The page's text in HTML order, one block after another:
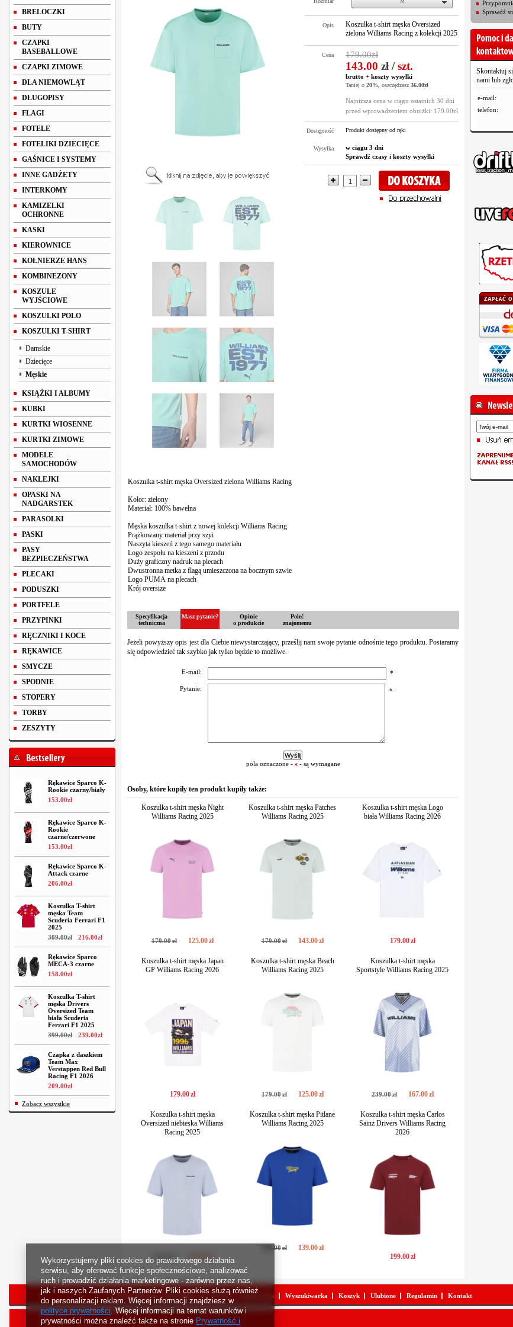
BRELOCZKI
BUTY
CZAPKI
BASEBALLOWE
CZAPKI ZIMOWE
DLA NIEMOWLĄT
DŁUGOPISY
FLAGI
FOTELE
FOTELIKI DZIECIĘCE
GAŚNICE I SYSTEMY
INNE GADŻETY
INTERKOMY
KAMIZELKI
OCHRONNE
KASKI
KIEROWNICE
KOŁNIERZE HANS
KOMBINEZONY
KOSZULE
WYJŚCIOWE
KOSZULKI POLO
KOSZULKI T-SHIRT
Damskie
Dziecięce
Męskie
KSIĄŻKI I ALBUMY
KUBKI
KURTKI WIOSENNE
KURTKI ZIMOWE
MODELE
SAMOCHODÓW
NAKLEJKI
OPASKI NA
NADGARSTEK
PARASOLKI
PASKI
PASY
BEZPIECZEŃSTWA
PLECAKI
PODUSZKI
PORTFELE
PRZYPINKI
RĘCZNIKI I KOCE
RĘKAWICE
SMYCZE
SPODNIE
STOPERY
TORBY
ZESZYTY
Rękawice Sparco K-
Rookie czarny/biały
153.00zł
Rękawice Sparco K-
Rookie
czarne/czerwone
153.00zł
Rękawice Sparco K-
Attack czarne
206.00zł
Koszulka T-shirt
męska Team
Scuderia Ferrari F1
2025
309.00zł 216.00zł
Rękawice Sparco
MECA-3 czarne
158.00zł
Koszulka T-shirt
męska Drivers
Oversized Team
biała Scuderia
Ferrari F1 2025
399.00zł 239.00zł
Czapka z daszkiem
Team Max
Verstappen Red Bull
Racing F1 2026
209.00zł
Zobacz wszystkie
M
Opis
Koszulka t-shirt męska Oversized
zielona Williams Racing z kolekcji 2025
Cena 179.00zł
143.00 zł/szt.
brutto + koszty wysyłki
Taniej o 20%, oszczędzasz 36.00zł
Najniższa cena w ciągu ostatnich 30 dni
przed wprowadzeniem obniżki: 179.00zł
Dostępność Produkt dostępny od ręki
Wysyłka
w ciągu 3 dni
Sprawdź czasy i koszty wysyłki
Koszulka t-shirt męska Oversized zielona Williams Racing
Kolor: zielony
Materiał: 100% bawełna
Męska koszulka t-shirt z nowej kolekcji Williams Racing
Prążkowany materiał przy szyi
Naszyta kieszeń z tego samego materiału
Logo zespołu na kieszeni z przodu
Duży graficzny nadruk na plecach
Dwustronna metka z flagą umieszczona na bocznym szwie
Logo PUMA na plecach
Krój oversize
Specyfikacja
techniczna
Masz pytanie?
Opinie
o produkcie
Poleć
znajomemu
Jeżeli powyższy opis jest dla Ciebie niewystarczający, prześlij nam swoje pytanie odnośnie tego produktu. Postaramy
się odpowiedzieć tak szybko jak tylko będzie to możliwe.
E-mail:
Pytanie:
pola oznaczone - - są wymagane
Osoby, które kupiły ten produkt kupiły także:
Koszulka t-shirt męska Night
Williams Racing 2025
179.00zł 125.00zł
Koszulka t-shirt męska Patches
Williams Racing 2025
179.00zł 143.00zł
Koszulka t-shirt męska Logo
biała Williams Racing 2026
179.00zł
Koszulka t-shirt męska Japan
GP Williams Racing 2026
179.00zł
Koszulka t-shirt męska Beach
Williams Racing 2025
179.00zł 125.00zł
Koszulka t-shirt męska
Sportstyle Williams Racing 2025
239.00zł 167.00zł
Koszulka t-shirt męska
Oversized niebieska Williams
Racing 2025
zł 00 zł
Koszulka t-shirt męska Pitlane
Williams Racing 2025
.00zł 139.00zł
Koszulka t-shirt męska Carlos
Sainz Drivers Williams Racing
2026
199.00zł
Sprawdź
Skontaktuj
nami lub
e-mail:
telefon:
Strona główna Bestsellery Nowości Rejestracja Wyszukiwarka Koszyk Ulubione Regulamin Kontakt
Wykorzystujemy pliki cookies do prawidłowego działania
serwisu, aby oferować funkcje społecznościowe, analizować
ruch i prowadzić działania marketingowe - zarówno przez nas,
jak i naszych Zaufanych Partnerów. Pliki cookies służą również
do personalizacji reklam. Więcej informacji znajdziesz w
polityce prywatności. Więcej informacji na temat warunków i
prywatności można znaleźć także na stronie Prywatność i